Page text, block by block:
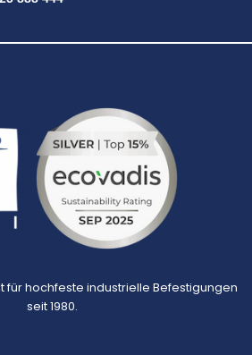
für hochfeste industrielle Befestigungen
seit 1980.